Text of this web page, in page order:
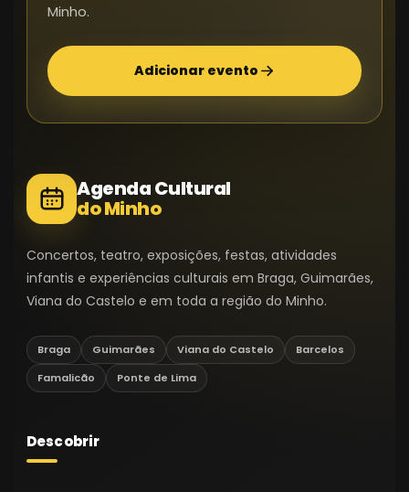
Minho.
Adicionar evento
Agenda Cultural
do Minho
Concertos, teatro, exposições, festas, atividades
infantis e experiências culturais em Braga, Guimarães,
Viana do Castelo e em toda a região do Minho.
Braga Guimarães Viana do Castelo
Barcelos
Famalicão
Ponte de Lima
Descobrir